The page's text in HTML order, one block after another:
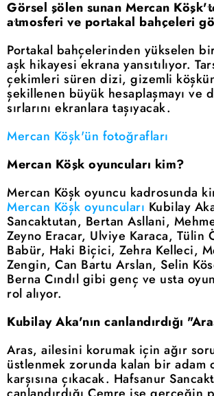
Görsel şölen sunan Mercan
atmosferi ve portakal bahçeleri
Portakal bahçelerinden yükselen
aşk hikayesi ekrana yansıtılıyor.
çekimleri süren dizi, gizemli
şekillenen büyük hesaplaşmayı ve
sırlarını ekranlara taşıyacak.
Mercan Köşk'ün fotoğrafları
Mercan Köşk oyuncuları kim?
Mercan Köşk oyuncu kadrosunda
Mercan Köşk oyuncuları Kubilay
Sancaktutan, Bertan Asllani,
Zeyno Eracar, Ulviye Karaca, Tülin
Babür, Haki Biçici, Zehra Kelleci,
Zengin, Can Bartu Arslan, Selin
Berna Cındıl gibi genç ve usta
rol alıyor.
Kubilay Aka'nın canlandırdığı
Aras, ailesini korumak için ağır
üstlenmek zorunda kalan bir adam
karşısına çıkacak. Hafsanur